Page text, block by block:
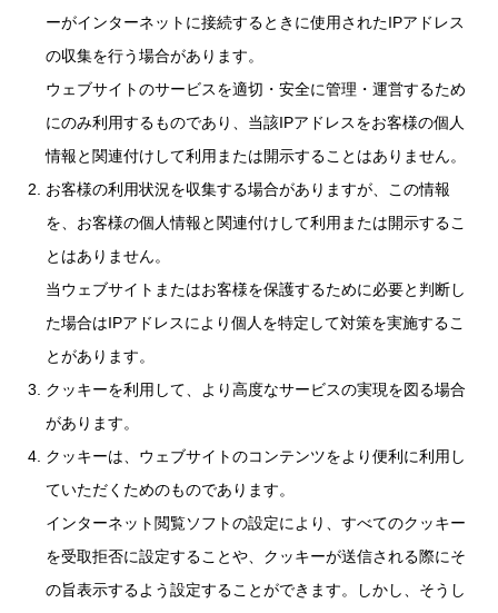
ーがインターネットに接続するときに使用されたIPアドレス
の収集を行う場合があります。
ウェブサイトのサービスを適切・安全に管理・運営するため
にのみ利用するものであり、当該IPアドレスをお客様の個人
情報と関連付けして利用または開示することはありません。
お客様の利用状況を収集する場合がありますが、この情報
を、お客様の個人情報と関連付けして利用または開示するこ
とはありません。
当ウェブサイトまたはお客様を保護するために必要と判断し
た場合はIPアドレスにより個人を特定して対策を実施するこ
とがあります。
クッキーを利用して、より高度なサービスの実現を図る場合
があります。
クッキーは、ウェブサイトのコンテンツをより便利に利用し
ていただくためのものであります。
インターネット閲覧ソフトの設定により、すべてのクッキー
を受取拒否に設定することや、クッキーが送信される際にそ
の旨表示するよう設定することができます。しかし、そうし